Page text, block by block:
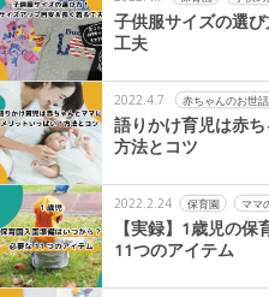
子供服サイズの選
工夫
2022.4.7 赤ちゃんのお世話
語りかけ育児は赤
方法とコツ
2022.2.24 保育園 ママ
【実録】1歳児の
11つのアイテム